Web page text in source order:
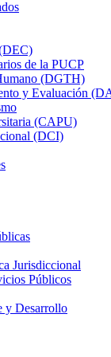
de la PUCP
(DGTH)
y Evaluación
(CAPU)
(DCI)
Jurisdiccional
Públicos
y Desarrollo